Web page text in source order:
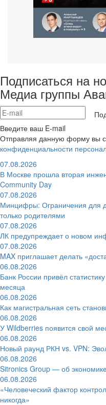
Подписаться на
Медиа группы
Введите ваш E-mail
Отправляя данную форму вы
конфиденциальности
07.08.2026
В Москве прошла вторая
Community Day
07.08.2026
Минцифры: Ограничения для
только родителями
07.08.2026
ЛК предупреждает о новом
07.08.2026
MAX приглашает делать
06.08.2026
Банк России привёл
месяца
06.08.2026
Как магистральная сеть
06.08.2026
У Wildberries появится свой
06.08.2026
Новый раунд РКН vs. VPN:
06.08.2026
Sitronics Group — об
06.08.2026
«Человеческий фактор
никогда»